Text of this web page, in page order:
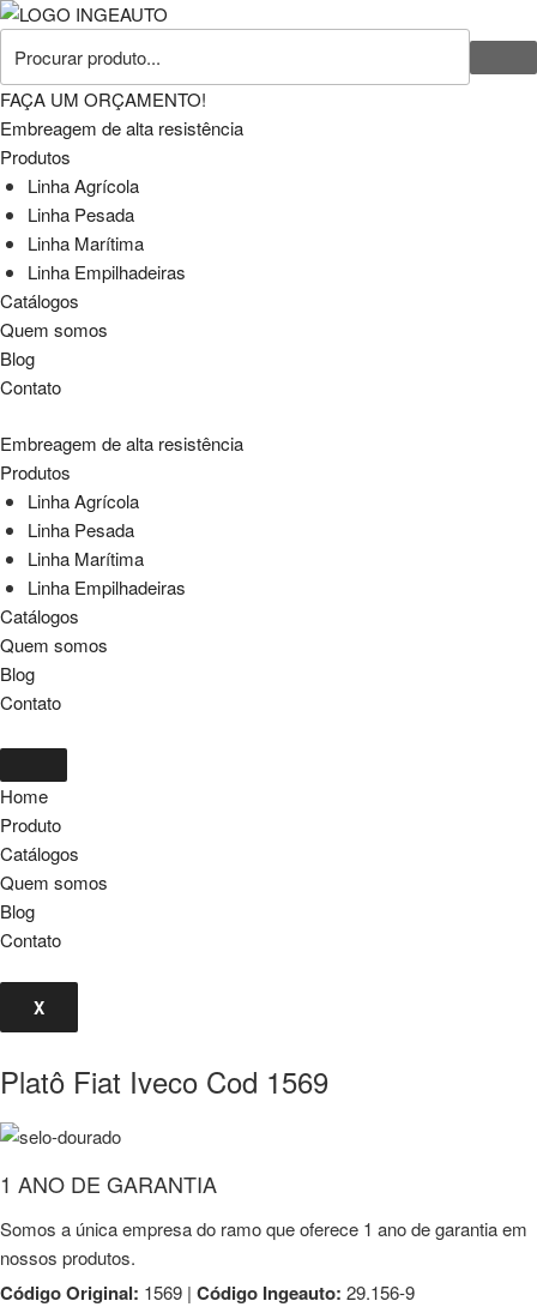
FAÇA UM ORÇAMENTO!
Embreagem de alta resistência
Produtos
Linha Agrícola
Linha Pesada
Linha Marítima
Linha Empilhadeiras
Catálogos
Quem somos
Blog
Contato
Embreagem de alta resistência
Produtos
Linha Agrícola
Linha Pesada
Linha Marítima
Linha Empilhadeiras
Catálogos
Quem somos
Blog
Contato
Home
Produto
Catálogos
Quem somos
Blog
Contato
X
Platô Fiat Iveco Cod 1569
1 ANO DE GARANTIA
Somos a única empresa do ramo que oferece 1 ano de garantia em
nossos produtos.
Código Original: 1569 | Código Ingeauto: 29.156-9